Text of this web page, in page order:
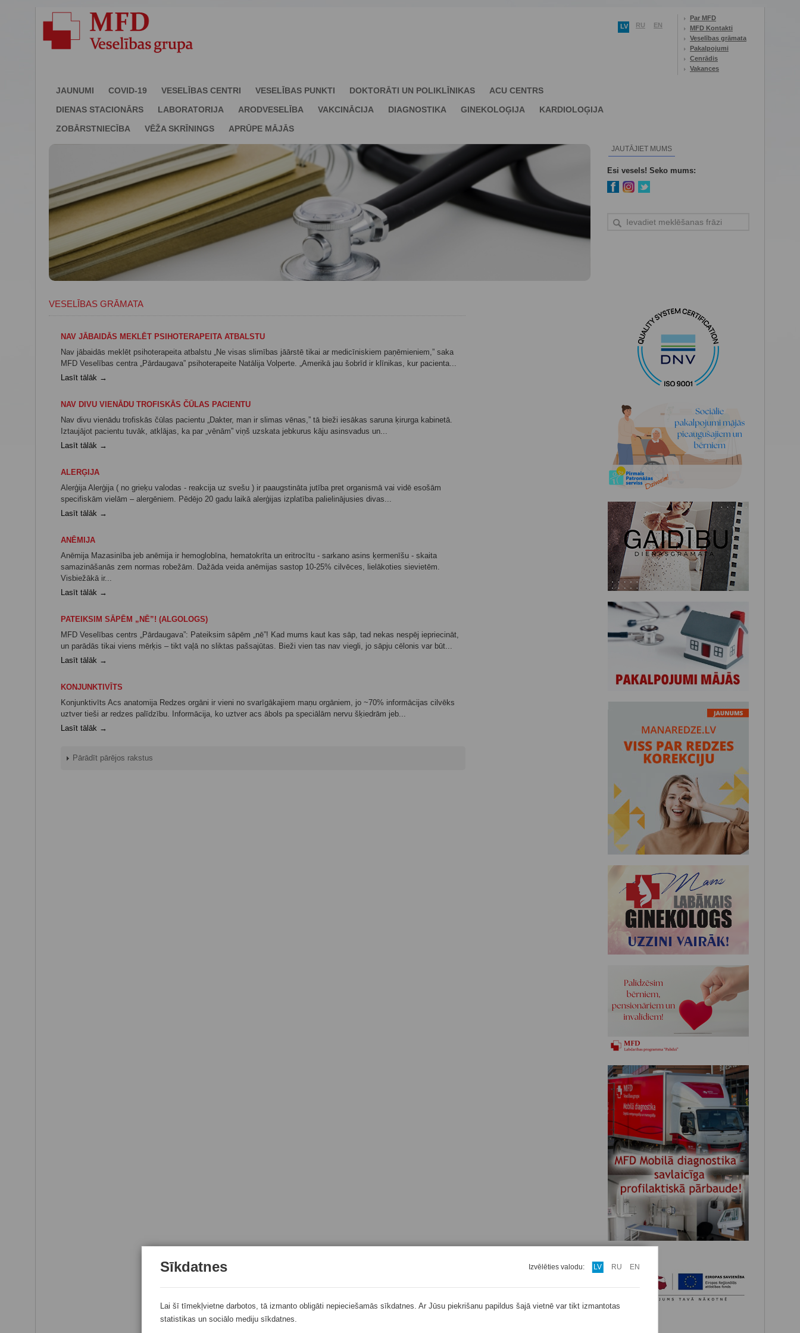
LV RU EN
Par MFD
MFD Kontakti
Veselības grāmata
Pakalpojumi
Cenrādis
Vakances
JAUNUMI COVID-19 VESELĪBAS CENTRI VESELĪBAS PUNKTI DOKTORĀTI UN POLIKLĪNIKAS
ACU CENTRS
DIENAS STACIONĀRS
LABORATORIJA ARODVESELĪBA VAKCINĀCIJA DIAGNOSTIKA GINEKOLOĢIJA
KARDIOLOĢIJA
ZOBĀRSTNIECĪBA
VĒŽA SKRĪNINGS APRŪPE MĀJĀS
JAUTĀJIET MUMS
Esi vesels! Seko mums:
VESELĪBAS GRĀMATA
NAV JĀBAIDĀS MEKLĒT PSIHOTERAPEITA ATBALSTU
Nav jābaidās meklēt psihoterapeita atbalstu „Ne visas slimības jāārstē tikai ar medicīniskiem paņēmieniem,” saka
MFD Veselības centra „Pārdaugava” psihoterapeite Natālija Volperte. „Amerikā jau šobrīd ir klīnikas, kur pacienta...
Lasīt tālāk →
NAV DIVU VIENĀDU TROFISKĀS ČŪLAS PACIENTU
Nav divu vienādu trofiskās čūlas pacientu „Dakter, man ir slimas vēnas,” tā bieži iesākas saruna ķirurga kabinetā.
Iztaujājot pacientu tuvāk, atklājas, ka par „vēnām” viņš uzskata jebkurus kāju asinsvadus un...
Lasīt tālāk →
ALERĢIJA
Alerģija Alerģija ( no grieķu valodas - reakcija uz svešu ) ir paaugstināta jutība pret organismā vai vidē esošām
specifiskām vielām – alergēniem. Pēdējo 20 gadu laikā alerģijas izplatība palielinājusies divas...
Lasīt tālāk →
ANĒMIJA
Anēmija Mazasinība jeb anēmija ir hemoglobīna, hematokrīta un eritrocītu - sarkano asins ķermenīšu - skaita
samazināšanās zem normas robežām. Dažāda veida anēmijas sastop 10-25% cilvēces, lielākoties sievietēm.
Visbiežākā ir...
Lasīt tālāk →
PATEIKSIM SĀPĒM „NĒ”! (ALGOLOGS)
MFD Veselības centrs „Pārdaugava”: Pateiksim sāpēm „nē”! Kad mums kaut kas sāp, tad nekas nespēj iepriecināt,
un parādās tikai viens mērķis – tikt vaļā no sliktas pašsajūtas. Bieži vien tas nav viegli, jo sāpju cēlonis var būt...
Lasīt tālāk →
KONJUNKTIVĪTS
Konjunktivīts Acs anatomija Redzes orgāni ir vieni no svarīgākajiem maņu orgāniem, jo ~70% informācijas cilvēks
uztver tieši ar redzes palīdzību. Informācija, ko uztver acs ābols pa speciālām nervu šķiedrām jeb...
Lasīt tālāk →
Pārādīt pārējos rakstus
Sīkdatnes Izvēlēties valodu: LV RU EN
Lai šī tīmekļvietne darbotos, tā izmanto obligāti nepieciešamās sīkdatnes. Ar Jūsu piekrišanu papildus šajā vietnē var tikt izmantotas
statistikas un sociālo mediju sīkdatnes.